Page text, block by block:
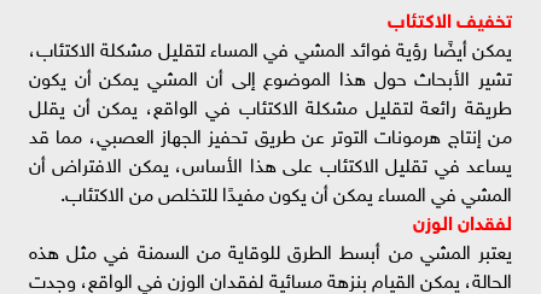
تخفيف الاكتئاب
يمكن أيضًا رؤية فوائد المشي في المساء لتقليل مشكلة الاكتئاب،
تشير الأبحاث حول هذا الموضوع إلى أن المشي يمكن أن يكون
طريقة رائعة لتقليل مشكلة الاكتئاب في الواقع، يمكن أن يقلل
من إنتاج هرمونات التوتر عن طريق تحفيز الجهاز العصبي، مما قد
يساعد في تقليل الاكتئاب على هذا الأساس، يمكن الافتراض أن
المشي في المساء يمكن أن يكون مفيدًا للتخلص من الاكتئاب.
لفقدان الوزن
يعتبر المشي من أبسط الطرق للوقاية من السمنة في مثل هذه
الحالة، يمكن القيام بنزهة مسائية لفقدان الوزن في الواقع، وجدت